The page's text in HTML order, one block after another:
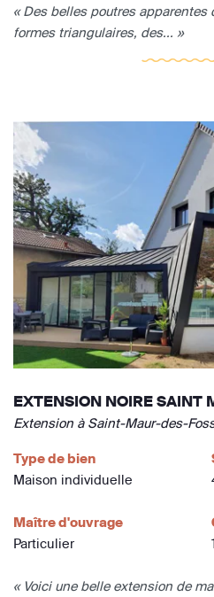
« Des belles poutres
formes triangulaires, des... »
EXTENSION NOIRE SAINT
Extension à Saint-Maur-des-
Type de bien
Maison individuelle
Maître d'ouvrage
Particulier
« Voici une belle extension de